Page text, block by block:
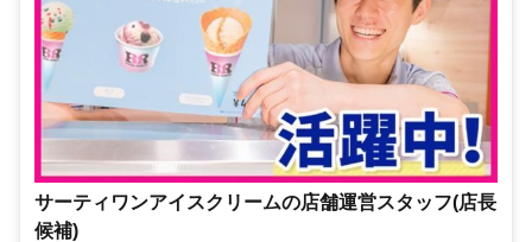
サーティワンアイスクリームの店舗運営スタッフ(店長
候補)